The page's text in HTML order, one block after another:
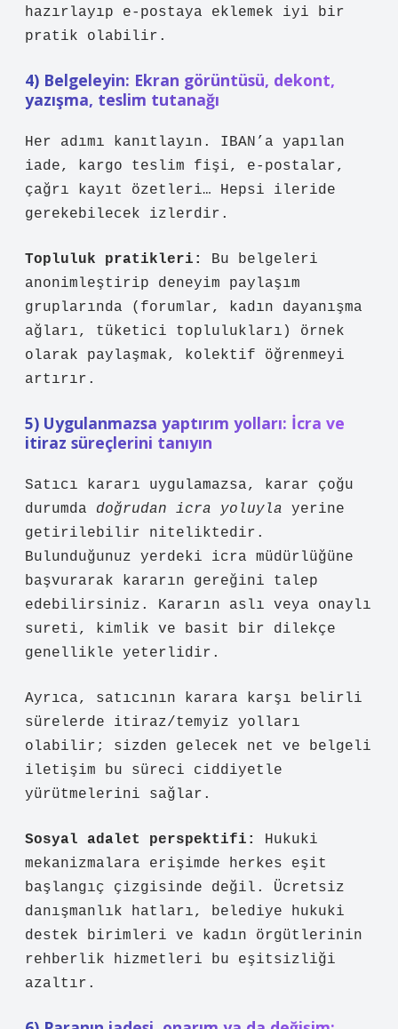
hazırlayıp e-postaya eklemek iyi bir
pratik olabilir.
4) Belgeleyin: Ekran görüntüsü, dekont,
yazışma, teslim tutanağı
Her adımı kanıtlayın. IBAN’a yapılan
iade, kargo teslim fişi, e-postalar,
çağrı kayıt özetleri… Hepsi ileride
gerekebilecek izlerdir.
Topluluk pratikleri:
Bu belgeleri
anonimleştirip deneyim paylaşım
gruplarında (forumlar, kadın dayanışma
ağları, tüketici toplulukları) örnek
olarak paylaşmak, kolektif öğrenmeyi
artırır.
5) Uygulanmazsa yaptırım yolları: İcra ve
itiraz süreçlerini tanıyın
Satıcı kararı uygulamazsa, karar çoğu
durumda doğrudan icra yoluyla yerine
getirilebilir niteliktedir.
Bulunduğunuz yerdeki icra müdürlüğüne
başvurarak kararın gereğini talep
edebilirsiniz. Kararın aslı veya onaylı
sureti, kimlik ve basit bir dilekçe
genellikle yeterlidir.
Ayrıca, satıcının karara karşı belirli
sürelerde itiraz/temyiz yolları
olabilir; sizden gelecek net ve belgeli
iletişim bu süreci ciddiyetle
yürütmelerini sağlar.
Sosyal adalet perspektifi:
Hukuki
mekanizmalara erişimde herkes eşit
başlangıç çizgisinde değil. Ücretsiz
danışmanlık hatları, belediye hukuki
destek birimleri ve kadın örgütlerinin
rehberlik hizmetleri bu eşitsizliği
azaltır.